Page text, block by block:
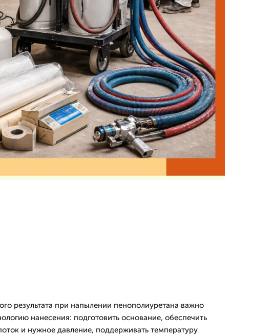
результата при напылении пенополиуретана важно
нанесения: подготовить основание, обеспечить
и нужное давление, поддерживать температуру